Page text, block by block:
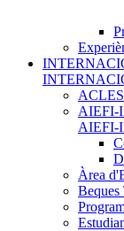
AIEFI-
AIEFI-
Àrea
Beques